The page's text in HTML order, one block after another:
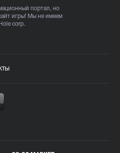
портал, но
игры! Мы не имеем
corp.